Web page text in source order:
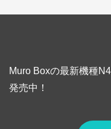
Muro Boxの最新機種
発売中！